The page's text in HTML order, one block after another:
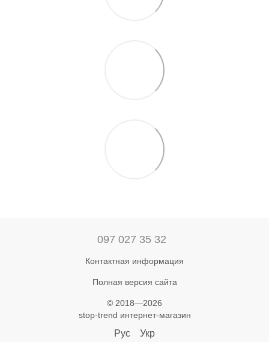
097 027 35 32
Контактная информация
Полная версия сайта
© 2018—2026
stop-trend интернет-магазин
Рус Укр